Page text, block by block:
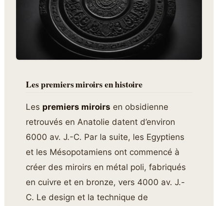
Les premiers miroirs en histoire
Les premiers miroirs en obsidienne
retrouvés en Anatolie datent d’environ
6000 av. J.-C. Par la suite, les Egyptiens
et les Mésopotamiens ont commencé à
créer des miroirs en métal poli, fabriqués
en cuivre et en bronze, vers 4000 av. J.-
C. Le design et la technique de